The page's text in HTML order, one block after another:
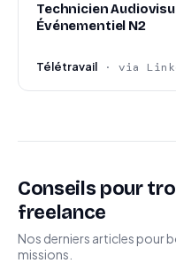
Technicien
Événementiel N2
Télétravail · via
Conseils pour
freelance
Nos derniers articles pour
missions.